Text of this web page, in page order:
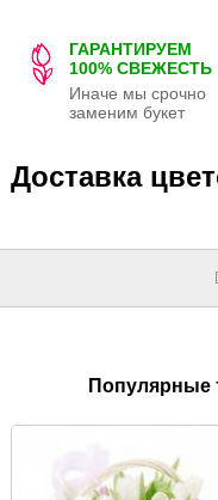
ГАРАНТИРУЕМ
100% СВЕЖЕСТЬ
Иначе мы срочно
заменим букет
Доставка